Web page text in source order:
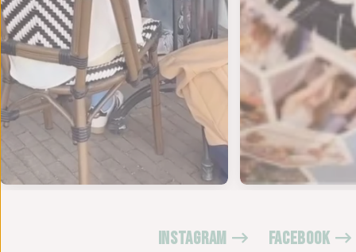
INSTAGRAM FACEBOOK